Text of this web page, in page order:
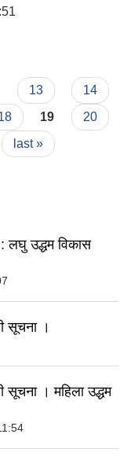
13
14
19
20
last »
लघु उद्धम विकास
सूचना ।
सूचना । महिला उद्धम